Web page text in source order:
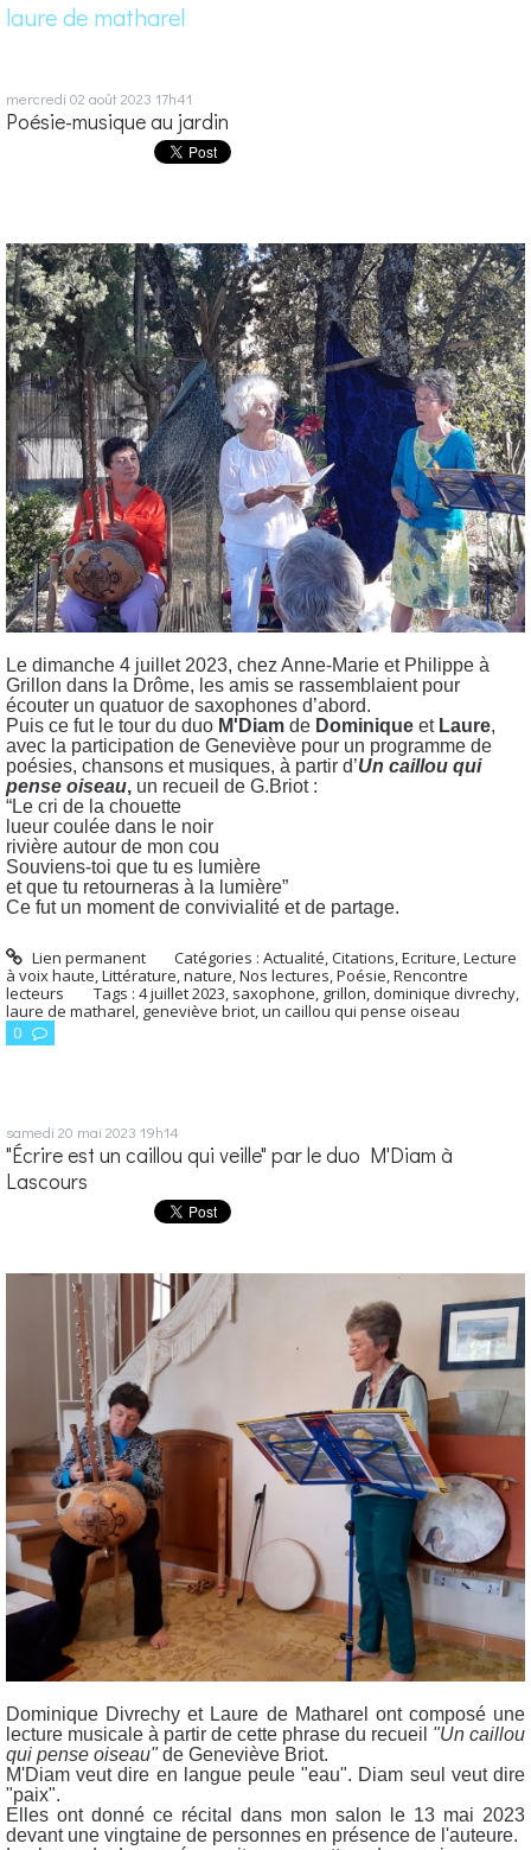
laure de matharel
mercredi 02 août 2023 17h41
Poésie-musique au jardin
Le dimanche 4 juillet 2023, chez Anne-Marie et Philippe à
Grillon dans la Drôme, les amis se rassemblaient pour
écouter un quatuor de saxophones d’abord.
Puis ce fut le tour du duo M'Diam de Dominique et Laure,
avec la participation de Geneviève pour un programme de
poésies, chansons et musiques, à partir d’Un caillou qui
pense oiseau, un recueil de G.Briot :
“Le cri de la chouette
lueur coulée dans le noir
rivière autour de mon cou
Souviens-toi que tu es lumière
et que tu retourneras à la lumière”
Ce fut un moment de convivialité et de partage.
Lien permanent Catégories :Actualité,Citations,Ecriture,Lecture
à voix haute,Littérature,nature,Nos lectures,Poésie,Rencontre
lecteurs
Tags : 4 juillet 2023, saxophone, grillon, dominique divrechy,
laure de matharel, geneviève briot,un caillou qui pense oiseau
0
samedi 20 mai 2023 19h14
"Écrire est un caillou qui veille" par le duo M'Diam à
Lascours
Dominique Divrechy et Laure de Matharel ont composé une
lecture musicale à partir de cette phrase du recueil "Un caillou
qui pense oiseau"de Geneviève Briot.
M'Diam veut dire en langue peule "eau". Diam seul veut dire
"paix".
Elles ont donné ce récital dans mon salon le 13 mai 2023
devant une vingtaine de personnes en présence de l'auteure.